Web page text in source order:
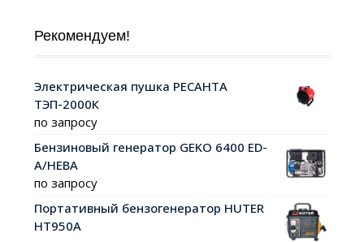
Рекомендуем!
Электрическая пушка РЕСАНТА
ТЭП-2000К
по запросу
Бензиновый генератор GEKO 6400 ED-
A/HEBA
по запросу
Портативный бензогенератор HUTER
HT950A